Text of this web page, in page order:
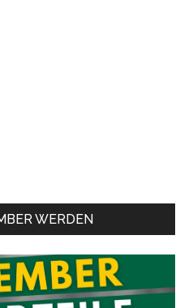
WERDEN